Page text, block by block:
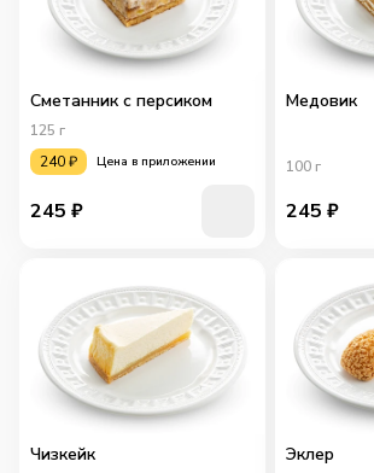
Сметанник с персиком
125 г
240₽ Цена в приложении
245 ₽
Медовик
100 г
245 ₽
Чизкейк Эклер